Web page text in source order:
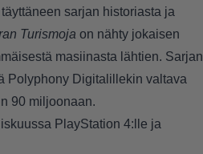
sarjan historiasta ja
Turismoja on nähty jokaisen
masiinasta lähtien. Sarjan
Polyphony Digitalillekin valtava
90 miljoonaan.
PlayStation 4:lle ja